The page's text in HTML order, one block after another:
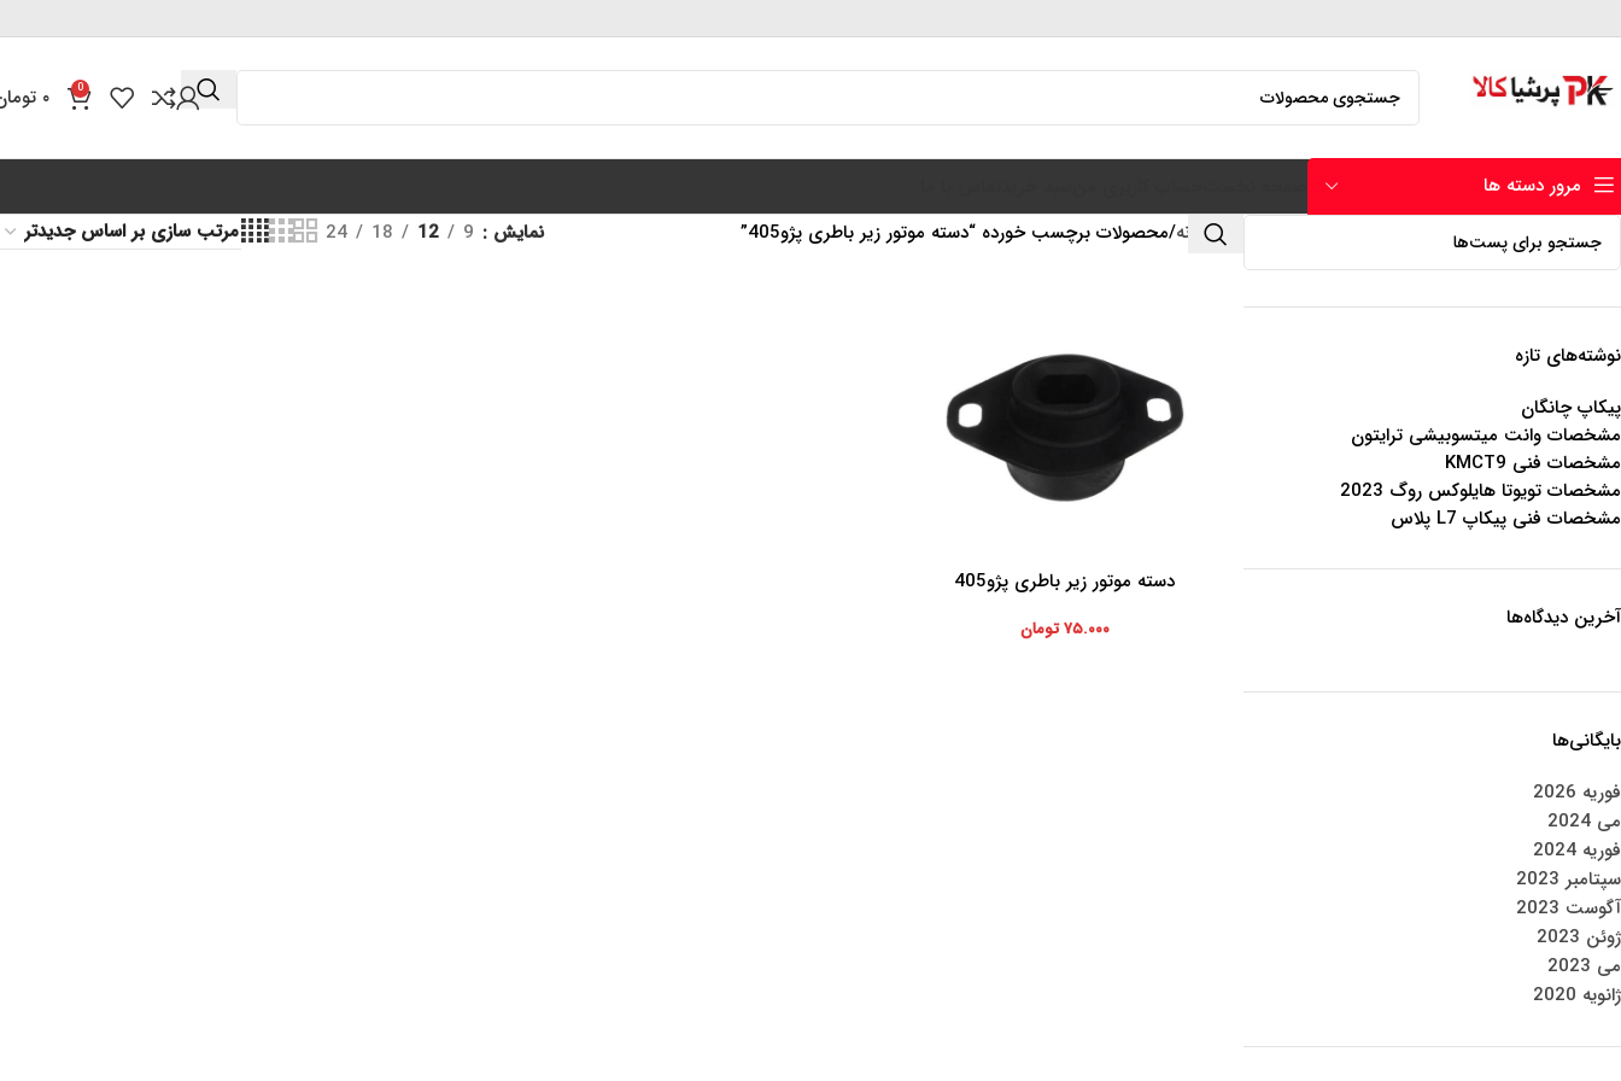
0 ۰
مرور دسته ها
نوشته‌های تازه
پیکاپ چانگان
مشخصات وانت میتسوبیشی ترایتون
مشخصات فنی KMCT9
مشخصات تویوتا هایلوکس روگ 2023
مشخصات فنی پیکاپ L7 پلاس
آخرین دیدگاه‌ها
بایگانی‌ها
فوریه 2026
می 2024
فوریه 2024
سپتامبر 2023
آگوست 2023
ژوئن 2023
می 2023
ژانویه 2020
خانه محصولات برچسب خورده “دسته موتور زیر باطری پژو405” نمایش 9
12
18
24
افزودن به سبد خرید
دسته موتور زیر باطری پژو405
۷۵.۰۰۰تومان